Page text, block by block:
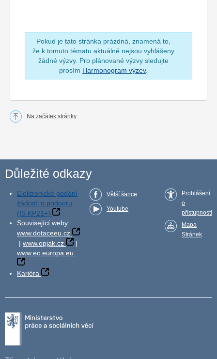
Pokud je tato stránka prázdná, znamená to,
že k tomuto tématu aktuálně nejsou vyhlášeny
žádné výzvy. Pro plánované výzvy sledujte
prosím Harmonogram výzev.
Na začátek stránky
Důležité odkazy
Elektronické podání
žádosti o podporu
(IS KP21+)
Související weby:
www.dotaceeu.cz
| www.opjak.cz
|
www.ec.europa.eu
Kariéra
Větší šance
Youtube
Prohlášení
o
přístupnosti
Mapa
Stránek